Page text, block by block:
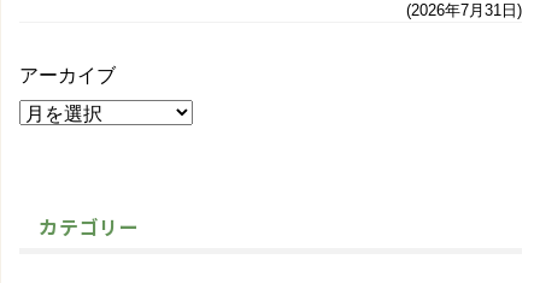
2026年7月31日
アーカイブ
カテゴリー